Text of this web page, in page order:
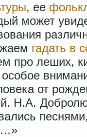
, ее
может
гадать в
про леших,
от
Н.А.